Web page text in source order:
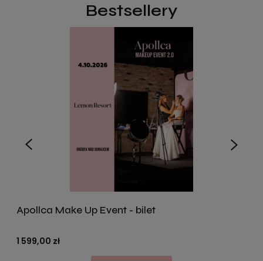
Bestsellery
Apollca Make Up Event - bilet
1 599,00 zł